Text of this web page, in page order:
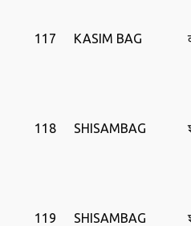
117 KASIM BAG
118 SHISAMBAG
119 SHISAMBAG